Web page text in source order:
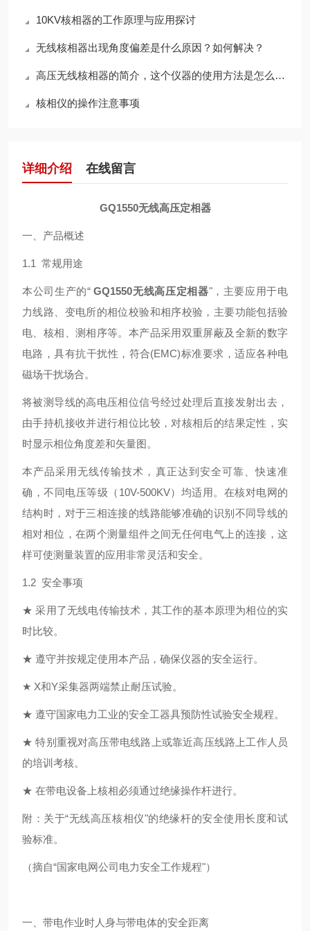
10KV核相器的工作原理与应用探讨
无线核相器出现角度偏差是什么原因？如何解决？
高压无线核相器的简介，这个仪器的使用方法是怎么样的？
核相仪的操作注意事项
详细介绍 在线留言
GQ1550无线高压定相器
一、产品概述
1.1 常规用途
本公司生产的“ GQ1550无线高压定相器"，主要应用于电
力线路、变电所的相位校验和相序校验，主要功能包括验
电、核相、测相序等。本产品采用双重屏蔽及全新的数字
电路，具有抗干扰性，符合(EMC)标准要求，适应各种电
磁场干扰场合。
将被测导线的高电压相位信号经过处理后直接发射出去，
由手持机接收并进行相位比较，对核相后的结果定性，实
时显示相位角度差和矢量图。
本产品采用无线传输技术，真正达到安全可靠、快速准
确，不同电压等级（ 10V-500KV）均适用。在核对电网的
结构时，对于三相连接的线路能够准确的识别不同导线的
相对相位，在两个测量组件之间无任何电气上的连接，这
样可使测量装置的应用非常灵活和安全。
1.2 安全事项
★ 采用了无线电传输技术，其工作的基本原理为相位的实
时比较。
★ 遵守并按规定使用本产品，确保仪器的安全运行。
★ X和Y采集器两端禁止耐压试验。
★ 遵守国家电力工业的安全工器具预防性试验安全规程。
★ 特别重视对高压带电线路上或靠近高压线路上工作人员
的培训考核。
★ 在带电设备上核相必须通过绝缘操作杆进行。
附：关于“无线高压核相仪"的绝缘杆的安全使用长度和试
验标准。
（摘自“国家电网公司电力安全工作规程"）
一、带电作业时人身与带电体的安全距离